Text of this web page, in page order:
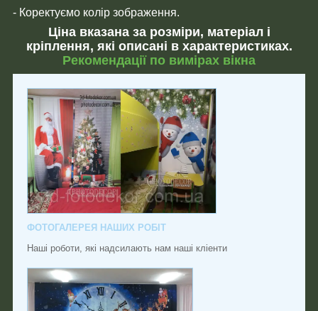
- Коректуємо колір зображення.
Ціна вказана за розміри, матеріал і
кріплення, які описані в характеристиках.
Рекомендації по вимірах вікна
ФОТОГАЛЕРЕЯ НАШИХ РОБІТ
Наші роботи, які надсилають нам наші кліенти